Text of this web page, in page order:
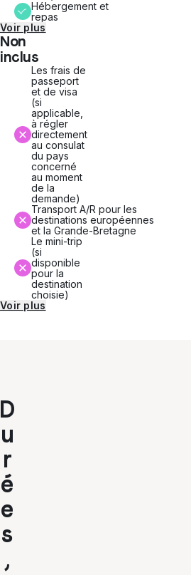
Hébergement et
repas
Voir plus
Non
inclus
Les frais de
passeport
et de visa
(si
applicable,
à régler
directement
au consulat
du pays
concerné
au moment
de la
demande)
Transport A/R pour les
destinations européennes
et la Grande-Bretagne
Le mini-trip
(si
disponible
pour la
destination
choisie)
Voir plus
D
u
r
é
e
s
,